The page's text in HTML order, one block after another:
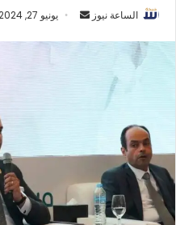
الساعة نيوز
أرسل يونيو 27, 2024